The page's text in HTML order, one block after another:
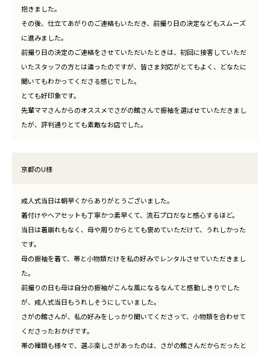
抱きました。
その後、仕立てあがりのご連絡もいただき、前撮り日の決定などもスムーズ
に進みました。
前撮り日の決定のご連絡をさせていただいたときは、初回に接客していただ
いたスタッフの方とは違ったのですが、皆さま対応がとてもよく、どなたに
聞いてもわかってくださる感じでした。
とても好印象です。
先輩ママさんからのオススメでさがの館さんで振袖を選ばせていただきまし
たが、評判通りとても素敵なお店でした。
京都のU様
成人式当日は朝早くからありがとうございました。
着付けやヘアセットも丁寧かつ素早くて、流石プロだなと感心するほど。
当日は着崩れもなく、母や周りからとても褒めていただけて、うれしかった
です。
母の振袖を着て、帯と小物類だけを私の好みでレンタルさせていただきまし
た。
前撮りの日も母は自分の振袖がこんな風になるなんてと感動しきりでした
が、成人式当日もうれしそうにしていました。
さがの館さんが、私の好みをしっかり聞いてくださって、小物類を合わせて
くださったおかげです。
帯の種類も様々で、選ぶ楽しさがあったのは、さがの館さんだからだったと